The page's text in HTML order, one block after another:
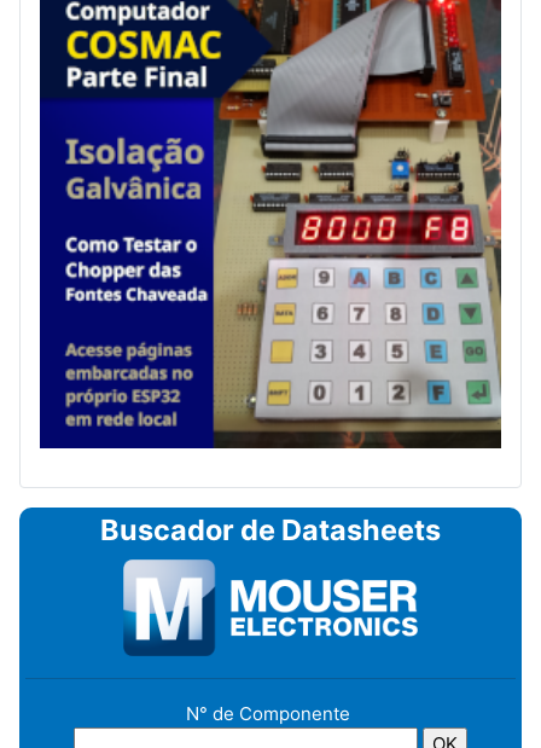
Buscador de Datasheets
N° de Componente